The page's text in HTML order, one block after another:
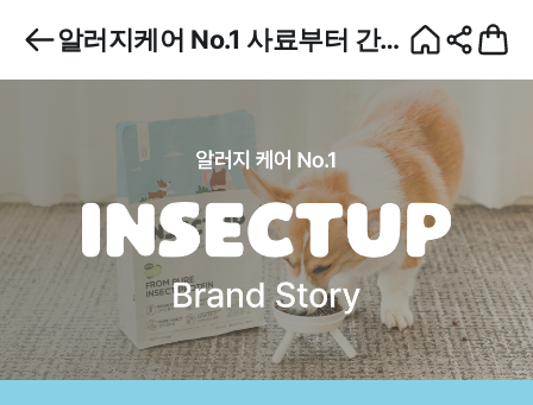
알러지케어 No.1 사료부터 간식
까지 인섹트업